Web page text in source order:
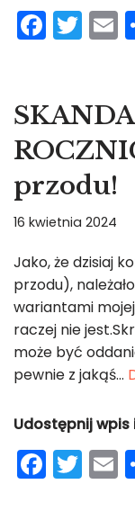
F
a
e
b
o
o
k
T
w
er
E
l
przodu!
16 kwietnia 2024
Jako, że dzisiaj
przodu),
wariantami
raczej nie
może być
pewnie z jakąś…
Udostępnij wpis
F
a
T
w
E